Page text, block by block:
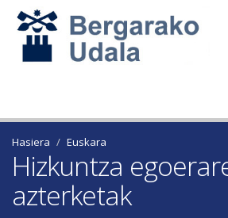
Hasiera Euskara
Hizkuntza
azterketak